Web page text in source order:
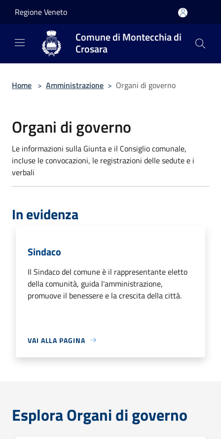
Regione Veneto
Comune di Montecchia di
Crosara
Home > Amministrazione > Organi di governo
Organi di governo
Le informazioni sulla Giunta e il Consiglio comunale,
incluse le convocazioni, le registrazioni delle sedute e i
verbali
In evidenza
Sindaco
Il Sindaco del comune è il rappresentante eletto
della comunità, guida l'amministrazione,
promuove il benessere e la crescita della città.
VAI ALLA PAGINA
Esplora Organi di governo